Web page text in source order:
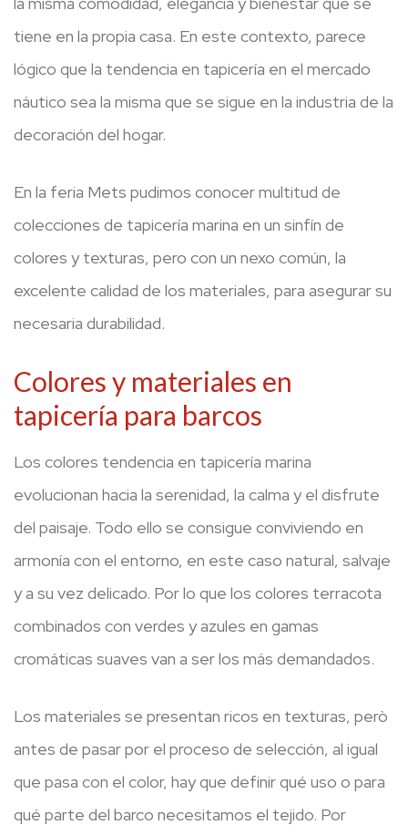
tiene en la propia casa. En este contexto, parece
lógico que la tendencia en tapicería en el mercado
náutico sea la misma que se sigue en la industria de la
decoración del hogar.
En la feria Mets pudimos conocer multitud de
colecciones de tapicería marina en un sinfín de
colores y texturas, pero con un nexo común, la
excelente calidad de los materiales, para asegurar su
necesaria durabilidad.
Colores y materiales en
tapicería para barcos
Los colores tendencia en tapicería marina
evolucionan hacia la serenidad, la calma y el disfrute
del paisaje. Todo ello se consigue conviviendo en
armonía con el entorno, en este caso natural, salvaje
y a su vez delicado. Por lo que los colores terracota
combinados con verdes y azules en gamas
cromáticas suaves van a ser los más demandados.
Los materiales se presentan ricos en texturas, però
antes de pasar por el proceso de selección, al igual
que pasa con el color, hay que definir qué uso o para
qué parte del barco necesitamos el tejido. Por